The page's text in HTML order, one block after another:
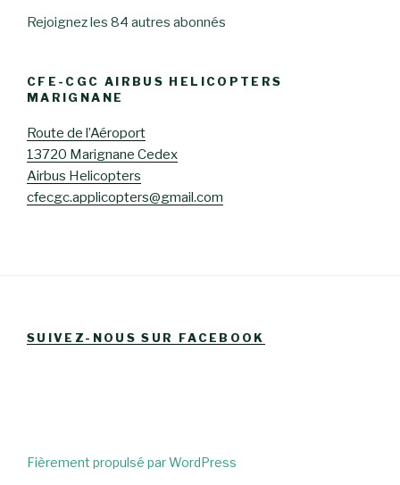
Rejoignez les 84 autres abonnés
CFE-CGC AIRBUS HELICOPTERS
MARIGNANE
Route de l’Aéroport
13720 Marignane Cedex
Airbus Helicopters
cfecgc.applicopters@gmail.com
SUIVEZ-NOUS SUR FACEBOOK
Fièrement propulsé par WordPress